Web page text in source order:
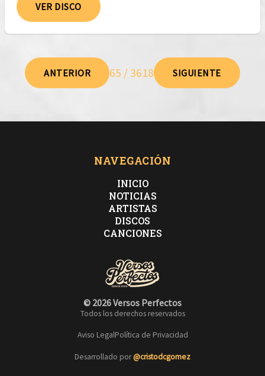
VER DISCO
ANTERIOR 65 / 3618 SIGUIENTE
NAVEGACIÓN
INICIO
NOTICIAS
ARTISTAS
DISCOS
CANCIONES
© 2026 Versos Perfectos
Todos los derechos reservados
Aviso LegalPolítica de Privacidad
Desarrollado por@cristodcgomez